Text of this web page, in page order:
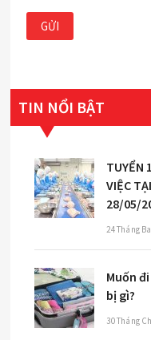
TIN NỔI BẬT
TUYỂN
VIỆC
28/05/
24 Tháng
Muốn
bị gì?
30 Tháng